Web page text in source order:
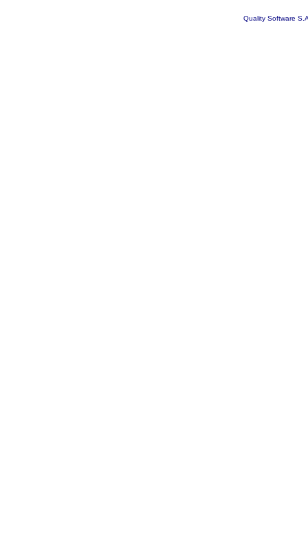
Quality Software